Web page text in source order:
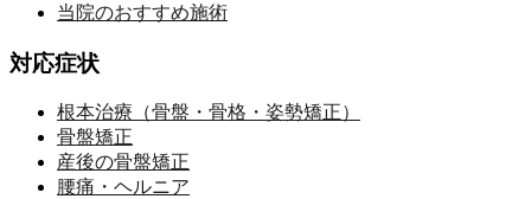
当院のおすすめ施術
対応症状
根本治療（骨盤・骨格・姿勢矯正）
骨盤矯正
産後の骨盤矯正
腰痛・ヘルニア